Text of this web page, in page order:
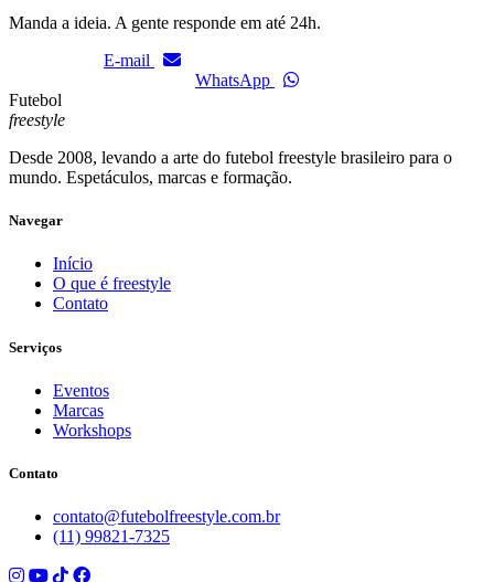
Manda a ideia. A gente responde em até 24h.
E-mail
WhatsApp
Futebol
freestyle
Desde 2008, levando a arte do futebol freestyle brasileiro para o
mundo. Espetáculos, marcas e formação.
Navegar
Início
O que é freestyle
Contato
Serviços
Eventos
Marcas
Workshops
Contato
contato@futebolfreestyle.com.br
(11) 99821-7325